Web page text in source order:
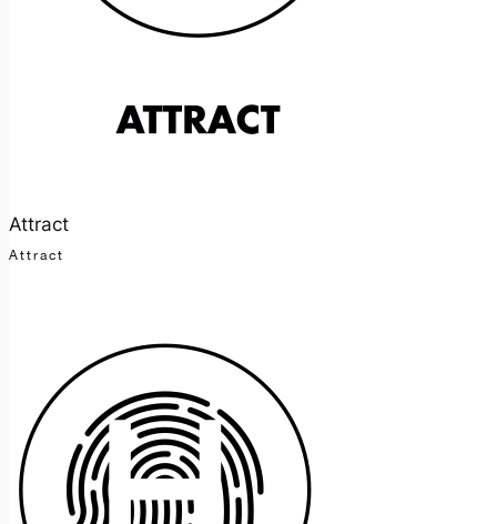
Attract
Attract